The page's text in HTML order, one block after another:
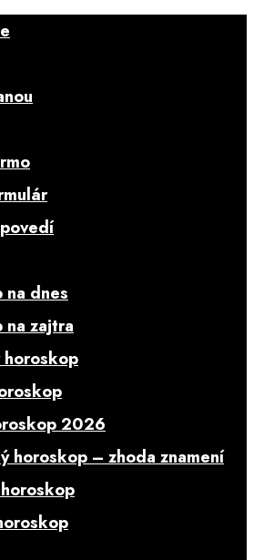
na dnes
na zajtra
horoskop
2026
horoskop – zhoda znamení